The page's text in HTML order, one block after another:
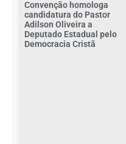
Convenção homologa
candidatura do Pastor
Adilson Oliveira a
Deputado Estadual pelo
Democracia Cristã